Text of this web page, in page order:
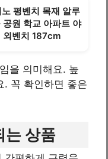
노 평벤치 목재 알루
공원 학교 아파트 야
외벤치 187cm
을 의미해요. 높
. 꼭 확인하면 좋은
는 상품